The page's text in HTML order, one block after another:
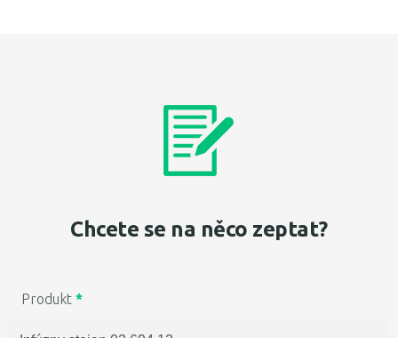
Chcete se na něco zeptat?
Produkt*